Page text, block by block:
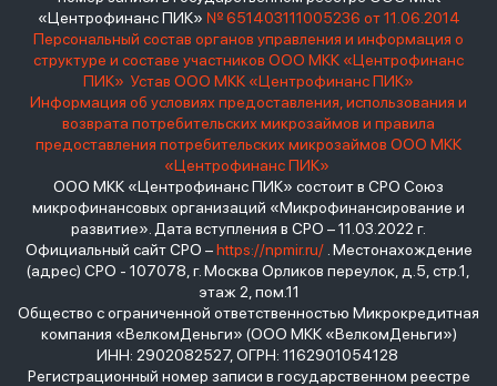
«Центрофинанс ПИК» № 651403111005236 от 11.06.2014
Персональный состав органов управления и информация о
структуре и составе участников ООО МКК «Центрофинанс
ПИК» Устав ООО МКК «Центрофинанс ПИК»
Информация об условиях предоставления, использования и
возврата потребительских микрозаймов и правила
предоставления потребительских микрозаймов ООО МКК
«Центрофинанс ПИК»
ООО МКК «Центрофинанс ПИК» состоит в СРО Союз
микрофинансовых организаций «Микрофинансирование и
развитие». Дата вступления в СРО – 11.03.2022 г.
Официальный сайт СРО –https://npmir.ru/. Местонахождение
(адрес) СРО - 107078, г. Москва Орликов переулок, д.5, стр.1,
этаж 2, пом.11
Общество с ограниченной ответственностью Микрокредитная
компания «ВелкомДеньги» (ООО МКК «ВелкомДеньги»)
ИНН: 2902082527, ОГРН: 1162901054128
Регистрационный номер записи в государственном реестре